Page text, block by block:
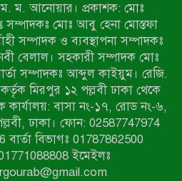
শুমারি স্বেচ্ছাসেবী নিয়োগে
ভিত্তিতে তালিকা প্রকাশ;
আ.লীগ ট্যাগে প্রচারণা
জেরে সাংবাদিককে দেখে
হুমকি দিলেন দোড়া মাদরাসার
দেওয়া সভাপতি
বিজিবির অভিযানে ৪০ হাজার
যুবক আটক
ম. ম. আনোয়ার। প্রকাশক: মোঃ
সম্পাদকঃ মোঃ আবু হেনা মোস্তফা
সম্পাদক ও ব্যবস্থাপনা সম্পাদকঃ
বেলাল। সহকারী সম্পাদক মোঃ
সম্পাদকঃ আব্দুল কাইয়ুম। রেজি.
মিরপুর ১২ পল্লবী ঢাকা থেকে
কার্যালয়: বাসা নং-১৭, রোড নং-৬,
ঢাকা। ফোন: 02587747974
বিভাগঃ 01787862500
01771088808 ইমেইলঃ